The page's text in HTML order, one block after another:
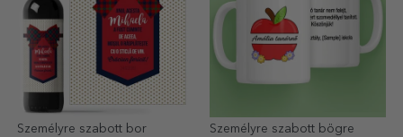
Személyre szabott bor
Személyre szabott bögre